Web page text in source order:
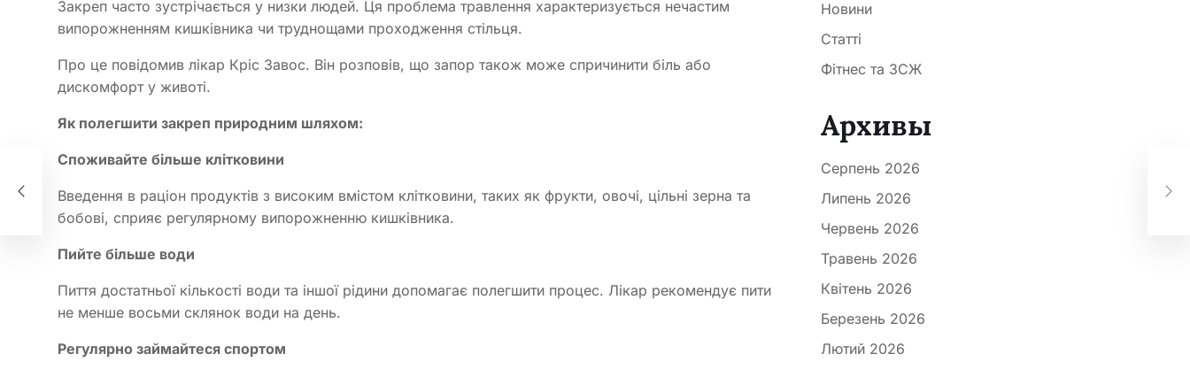
Закреп часто зустрічається у низки людей. Ця проблема травлення характеризується нечастим
випорожненням кишківника чи труднощами проходження стільця.
Про це повідомив лікар Кріс Завос. Він розповів, що запор також може спричинити біль або
дискомфорт у животі.
Як полегшити закреп природним шляхом:
Споживайте більше клітковини
Введення в раціон продуктів з високим вмістом клітковини, таких як фрукти, овочі, цільні зерна та
бобові, сприяє регулярному випорожненню кишківника.
Пийте більше води
Пиття достатньої кількості води та іншої рідини допомагає полегшити процес. Лікар рекомендує пити
не менше восьми склянок води на день.
Регулярно займайтеся спортом
Новини
Статті
Фітнес та ЗСЖ
Архивы
Серпень 2026
Липень 2026
Червень 2026
Травень 2026
Квітень 2026
Березень 2026
Лютий 2026